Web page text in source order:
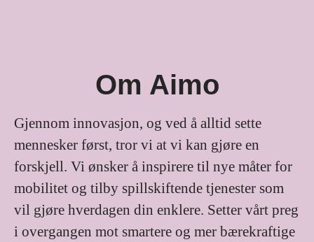
Om Aimo
Gjennom innovasjon, og ved å alltid sette
mennesker først, tror vi at vi kan gjøre en
forskjell. Vi ønsker å inspirere til nye måter for
mobilitet og tilby spillskiftende tjenester som
vil gjøre hverdagen din enklere. Setter vårt preg
i overgangen mot smartere og mer bærekraftige